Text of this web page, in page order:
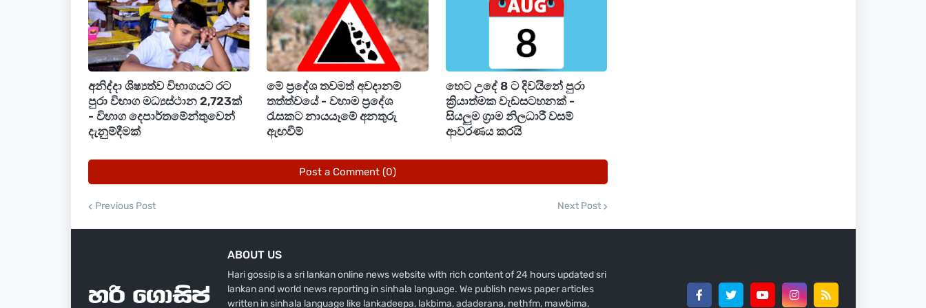
කැරට් 18
LKR 240,100 LKR 247,500
අනිද්දා ශිෂ්‍යත්ව විභාගයට රට
පුරා විභාග මධ්‍යස්ථාන 2,723ක්
- විභාග දෙපාර්තමේන්තුවෙන්
දැනුම්දීමක්
මේ ප්‍රදේශ තවමත් අවදානම්
තත්ත්වයේ - වහාම ප්‍රදේශ
රැසකට නායයෑමේ අනතුරු
ඇඟවීම්
හෙට උදේ 8 ට දිවයිනේ පුරා
ක්‍රියාත්මක වැඩසටහනක් -
සියලුම ග්‍රාම නිලධාරී වසම්
ආවරණය කරයි
Post a Comment (0)
Previous Post Next Post
ABOUT US
Hari gossip is a sri lankan online news website with rich content of 24 hours updated sri
lankan and world news reporting in sinhala language. We publish news paper articles
written in sinhala language like lankadeepa, lakbima, adaderana, nethfm, mawbima,